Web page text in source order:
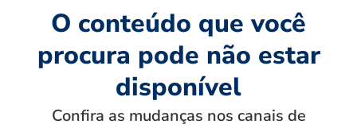
O conteúdo que você
procura pode não estar
disponível
Confira as mudanças nos canais de